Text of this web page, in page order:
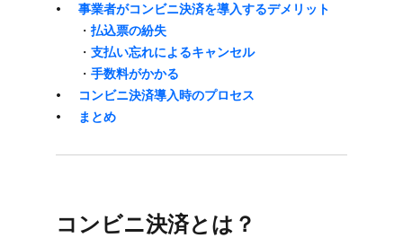
事業者が​コンビニ決済を​​導入する​​デメリット
・ 払込票の​​紛失
・ ​支払い​​忘れに​​よる​​キャンセル
・ 手数料が​かかる
コンビニ決済導入時の​​プロセス
まとめ
コンビニ決済とは？